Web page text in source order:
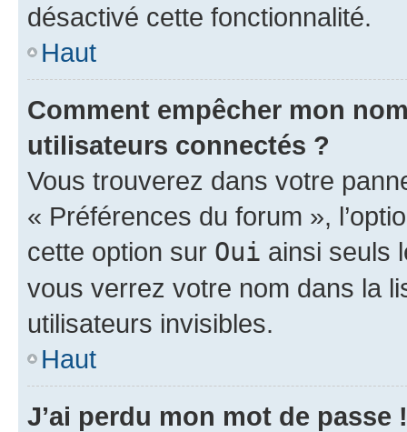
désactivé cette fonctionnalité.
Haut
Comment empêcher mon
utilisateurs connectés ?
Vous trouverez dans votre
« Préférences du forum »,
cette option sur Oui ainsi seuls
vous verrez votre nom dans la
utilisateurs invisibles.
Haut
J’ai perdu mon mot de passe !